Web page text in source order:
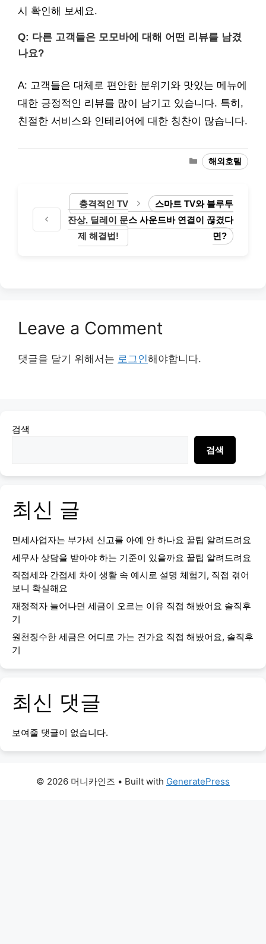
시 확인해 보세요.
Q: 다른 고객들은 모모바에 대해 어떤 리뷰를 남겼
나요?
A: 고객들은 대체로 편안한 분위기와 맛있는 메뉴에
대한 긍정적인 리뷰를 많이 남기고 있습니다. 특히,
친절한 서비스와 인테리어에 대한 칭찬이 많습니다.
Categories
해외호텔
충격적인 TV
잔상, 딜레이 문
제 해결법!
스마트 TV와 블루투
스 사운드바 연결이 끊겼다
면?
Leave a Comment
댓글을 달기 위해서는 로그인해야합니다.
검색
검색
최신 글
면세사업자는 부가세 신고를 아예 안 하나요 꿀팁 알려드려요
세무사 상담을 받아야 하는 기준이 있을까요 꿀팁 알려드려요
직접세와 간접세 차이 생활 속 예시로 설명 체험기, 직접 겪어
보니 확실해요
재정적자 늘어나면 세금이 오르는 이유 직접 해봤어요 솔직후
기
원천징수한 세금은 어디로 가는 건가요 직접 해봤어요, 솔직후
기
최신 댓글
보여줄 댓글이 없습니다.
© 2026 머니카인즈 • Built with GeneratePress